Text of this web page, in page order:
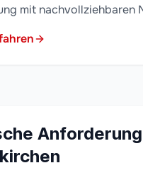
mit nachvollziehbaren